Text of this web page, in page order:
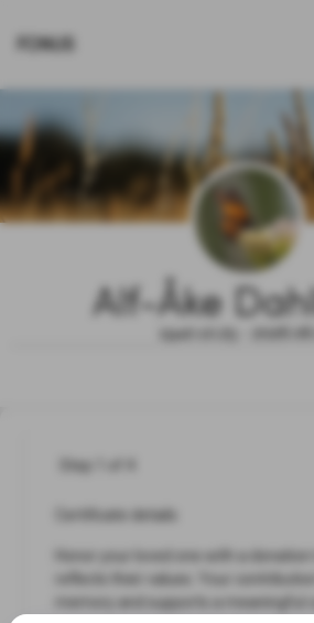
FONUS
Alf-Åke
1940.10.25 -